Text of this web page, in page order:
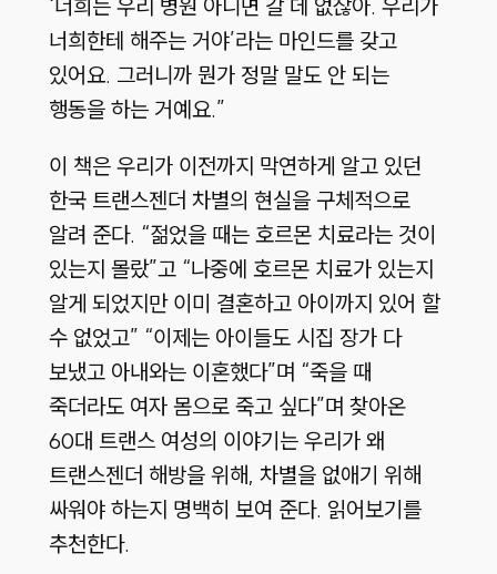
‘너희는 우리 병원 아니면 갈 데 없잖아. 우리가
너희한테 해주는 거야’라는 마인드를 갖고
있어요. 그러니까 뭔가 정말 말도 안 되는
행동을 하는 거예요.”
이 책은 우리가 이전까지 막연하게 알고 있던
한국 트랜스젠더 차별의 현실을 구체적으로
알려 준다. “젊었을 때는 호르몬 치료라는 것이
있는지 몰랐”고 “나중에 호르몬 치료가 있는지
알게 되었지만 이미 결혼하고 아이까지 있어 할
수 없었고” “이제는 아이들도 시집 장가 다
보냈고 아내와는 이혼했다”며 “죽을 때
죽더라도 여자 몸으로 죽고 싶다”며 찾아온
60대 트랜스 여성의 이야기는 우리가 왜
트랜스젠더 해방을 위해, 차별을 없애기 위해
싸워야 하는지 명백히 보여 준다. 읽어보기를
추천한다.